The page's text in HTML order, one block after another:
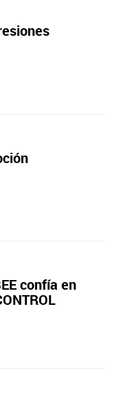
confía en